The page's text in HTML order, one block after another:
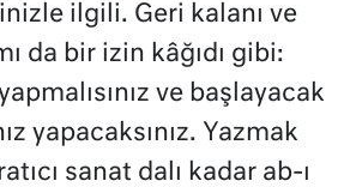
ilgili. Geri kalanı ve
da bir izin kâğıdı gibi:
ve başlayacak
yapacaksınız. Yazmak
sanat dalı kadar ab-ı